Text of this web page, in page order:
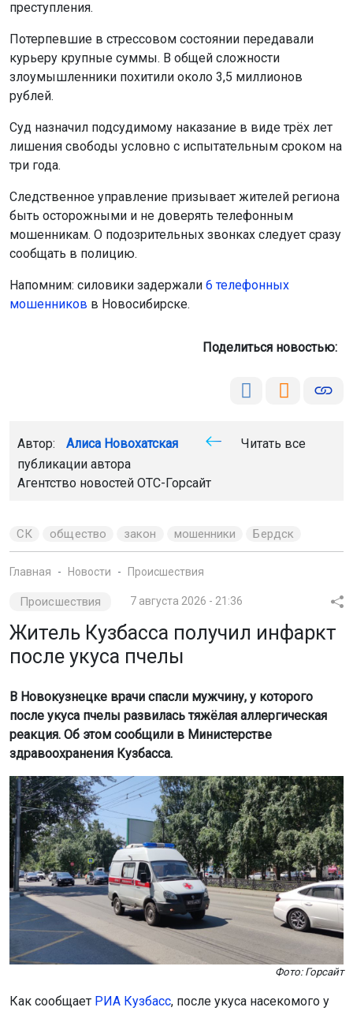
преступления.
Потерпевшие в стрессовом состоянии передавали
курьеру крупные суммы. В общей сложности
злоумышленники похитили около 3,5 миллионов
рублей.
Суд назначил подсудимому наказание в виде трёх лет
лишения свободы условно с испытательным сроком на
три года.
Следственное управление призывает жителей региона
быть осторожными и не доверять телефонным
мошенникам. О подозрительных звонках следует сразу
сообщать в полицию.
Напомним: силовики задержали 6 телефонных
мошенников в Новосибирске.
Поделиться новостью:
Автор: Алиса Новохатская
Читать все
публикации автора
Агентство новостей ОТС-Горсайт
СК общество закон мошенники Бердск
Главная Новости Происшествия
Происшествия 7 августа 2026 - 21:36
Житель Кузбасса получил инфаркт
после укуса пчелы
В Новокузнецке врачи спасли мужчину, у которого
после укуса пчелы развилась тяжёлая аллергическая
реакция. Об этом сообщили в Министерстве
здравоохранения Кузбасса.
Фото: Горсайт
Как сообщает РИА Кузбасс, после укуса насекомого у